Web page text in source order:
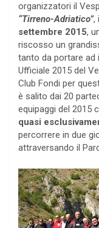
organizzatori il
“Tirreno-Adriatico”,
settembre 2015,
riscosso un
tanto da portare ad
Ufficiale 2015 del
Club Fondi per
è salito dai 20
equipaggi del 2015
quasi
percorrere in due
attraversando il